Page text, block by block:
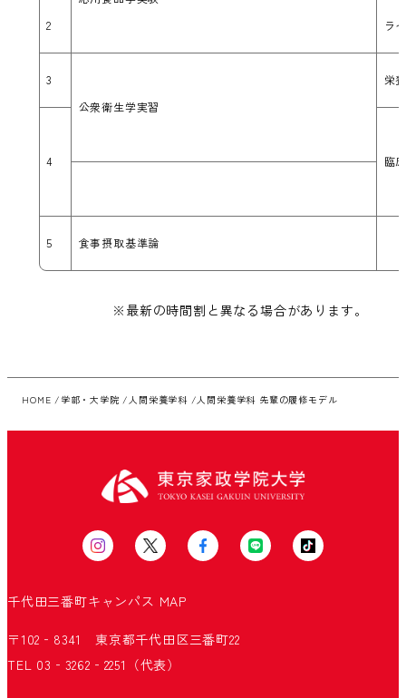
2
ラ
3
公衆衛生学実習
栄
4 臨
5 食事摂取基準論
※最新の時間割と異なる場合があります。
HOME 学部・大学院 人間栄養学科 人間栄養学科 先輩の履修モデル
千代田三番町キャンパス MAP
〒102‐8341 東京都千代田区三番町22
TEL 03‐3262‐2251（代表）